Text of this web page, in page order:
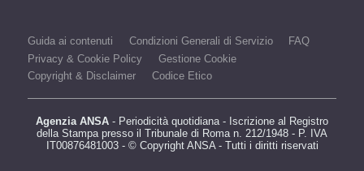
Guida ai contenuti Condizioni Generali di Servizio
FAQ
Privacy & Cookie Policy
Gestione Cookie
Copyright & Disclaimer
Codice Etico
Agenzia ANSA - Periodicità quotidiana - Iscrizione al Registro
della Stampa presso il Tribunale di Roma n. 212/1948 - P. IVA
IT00876481003 - © Copyright ANSA - Tutti i diritti riservati